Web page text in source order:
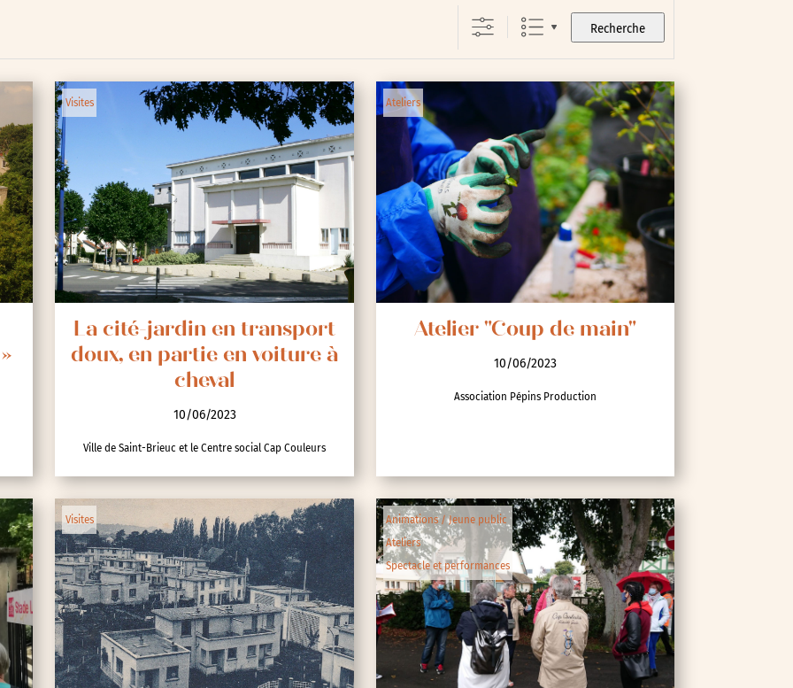
Recherche
Visites
La cité-jardin en transport
doux, en partie en voiture à
cheval
10/06/2023
Ville de Saint-Brieuc et le Centre social Cap Couleurs
Ateliers
Atelier "Coup de main"
10/06/2023
Association Pépins Production
Visites
Animations / Jeune public
Ateliers
Spectacle et performances